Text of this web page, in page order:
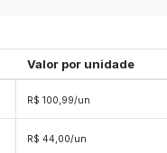
Valor por unidade
R$ 100,99/un
R$ 44,00/un